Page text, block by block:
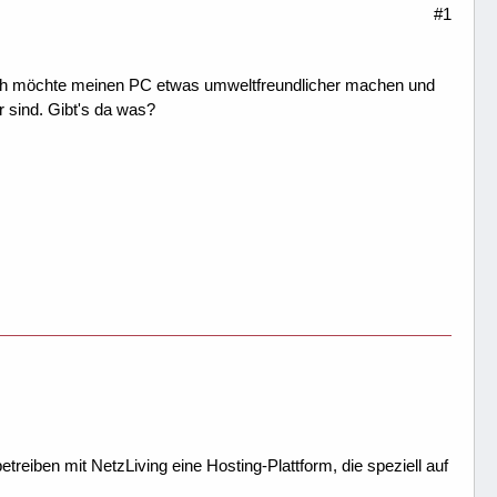
#1
möchte meinen PC etwas umweltfreundlicher machen und
sind. Gibt's da was?
mit NetzLiving eine Hosting-Plattform, die speziell auf